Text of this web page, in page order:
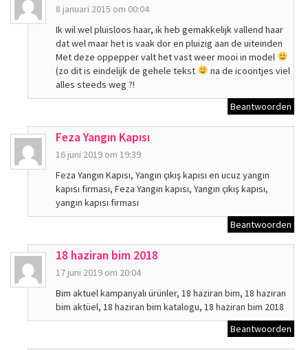
8 januari 2015 om 00:04
Ik wil wel pluisloos haar, ik heb gemakkelijk vallend haar
dat wel maar het is vaak dor en pluizig aan de uiteinden
Met deze oppepper valt het vast weer mooi in model
(zo dit is eindelijk de gehele tekst
na de icoontjes viel
alles steeds weg ?!
Beantwoorden
Feza Yangın Kapısı
16 juni 2019 om 19:39
Feza Yangın Kapısı, Yangın çıkış kapısı en ucuz yangın
kapısı firması, Feza Yangın kapısı, Yangın çıkış kapısı,
yangın kapısı firması
Beantwoorden
18 haziran bim 2018
17 juni 2019 om 20:04
Bim aktuel kampanyalı ürünler, 18 haziran bim, 18 haziran
bim aktüel, 18 haziran bim katalogu, 18 haziran bim 2018
Beantwoorden